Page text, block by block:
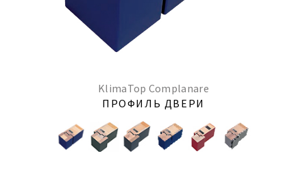
KlimaTop Complanare
ПРОФИЛЬ ДВЕРИ